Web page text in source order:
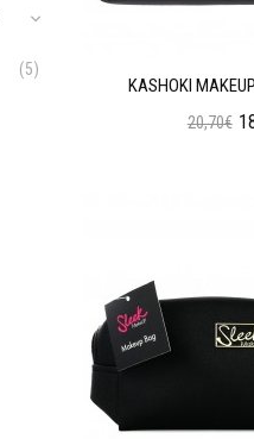
5
KASHOKI
20,70€